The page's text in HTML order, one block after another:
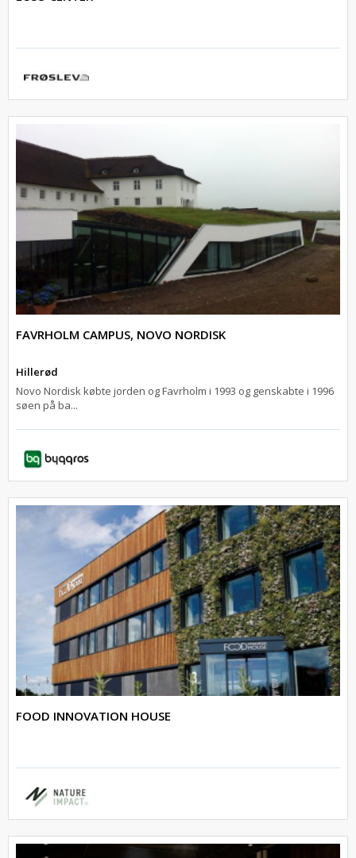
FAVRHOLM CAMPUS, NOVO NORDISK
Hillerød
Novo Nordisk købte jorden og Favrholm i 1993 og genskabte i 1996
søen på ba...
FOOD INNOVATION HOUSE